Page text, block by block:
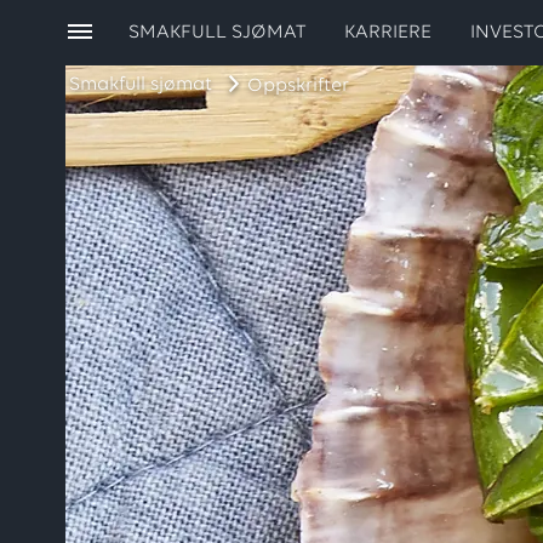
Smakfull sjømat Oppskrifter
SMAKFULL SJØMAT KARRIERE